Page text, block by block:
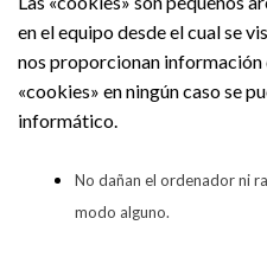
en el equipo desde el cual se
nos proporcionan información
«cookies» en ningún caso se
informático.
No dañan el ordenador ni
modo alguno.